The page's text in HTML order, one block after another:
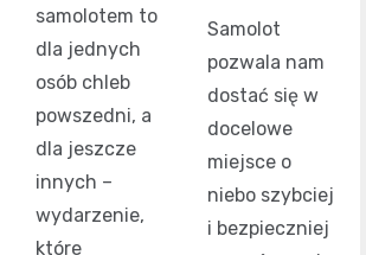
samolotem to
dla jednych
osób chleb
powszedni, a
dla jeszcze
innych –
wydarzenie,
które
Samolot
pozwala nam
dostać się w
docelowe
miejsce o
niebo szybciej
i bezpieczniej